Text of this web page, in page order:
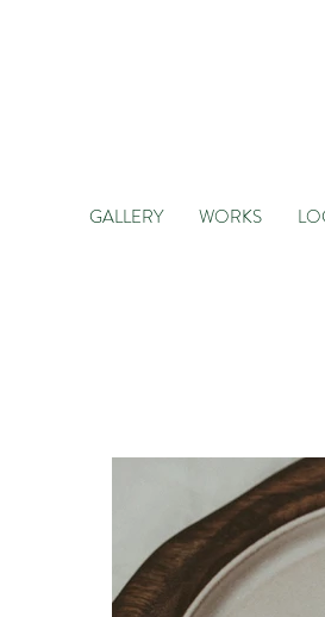
GALLERY WORKS